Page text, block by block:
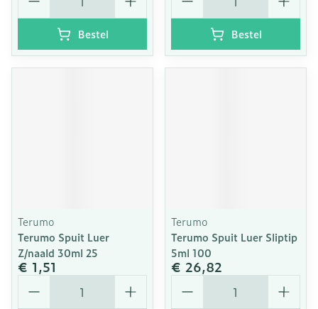
Bestel Bestel
Terumo
Terumo Spuit Luer
Z/naald 30ml 25
€ 1,51
Aantal
Terumo
Terumo Spuit Luer Sliptip
5ml 100
€ 26,82
Aantal